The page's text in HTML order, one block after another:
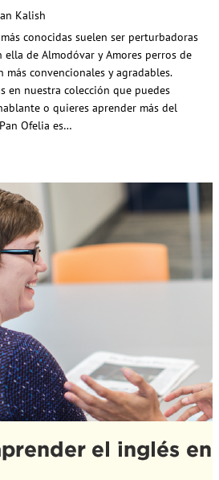
Kalish
conocidas suelen ser perturbadoras
ella de Almodóvar y Amores perros de
más convencionales y agradables.
en nuestra colección que puedes
o quieres aprender más del
Ofelia es…